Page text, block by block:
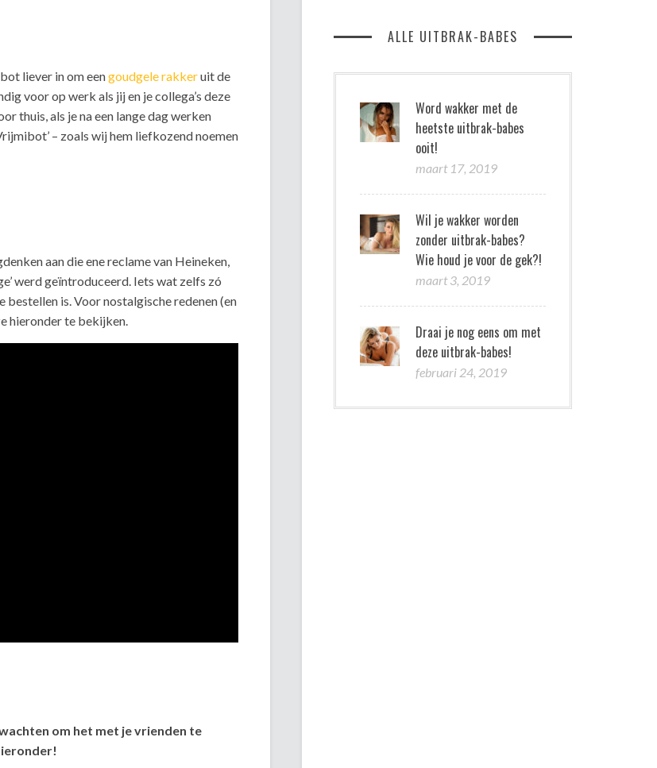
liever in om eengoudgele rakkeruit de
voor op werk als jij en je collega’s deze
thuis, als je na een lange dag werken
– zoals wij hem liefkozend noemen
aan die ene reclame van Heineken,
werd geïntroduceerd. Iets wat zelfs zó
bestellen is. Voor nostalgische redenen (en
hieronder te bekijken.
om het met je vrienden te
ALLE UITBRAK-BABES
Word wakker met de
heetste uitbrak-babes
ooit!
maart 17, 2019
Wil je wakker worden
zonder uitbrak-babes?
Wie houd je voor de gek?!
maart 3, 2019
Draai je nog eens om met
deze uitbrak-babes!
februari 24, 2019